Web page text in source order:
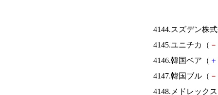
4144.スズデン株
4145.ユニチカ（ －
4146.韓国ベア（ ＋
4147.韓国ブル（ －
4148.メドレック